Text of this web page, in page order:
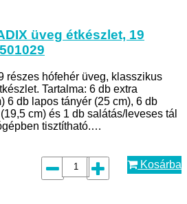
üveg étkészlet, 19
részes hófehér üveg, klasszikus
Tartalma: 6 db extra
6 db lapos tányér (25 cm), 6 db
cm) és 1 db salátás/leveses tál
tisztítható.…
Kosárba